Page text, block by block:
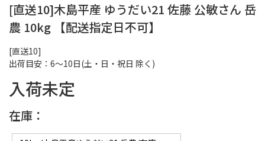
[直送10]
出荷目安：6～10日(土・日・祝日 除く)
[直送10]木島平産 ゆうだい21 佐藤 公敏さん 岳
農 10kg 【配送指定日不可】
入荷未定
在庫：